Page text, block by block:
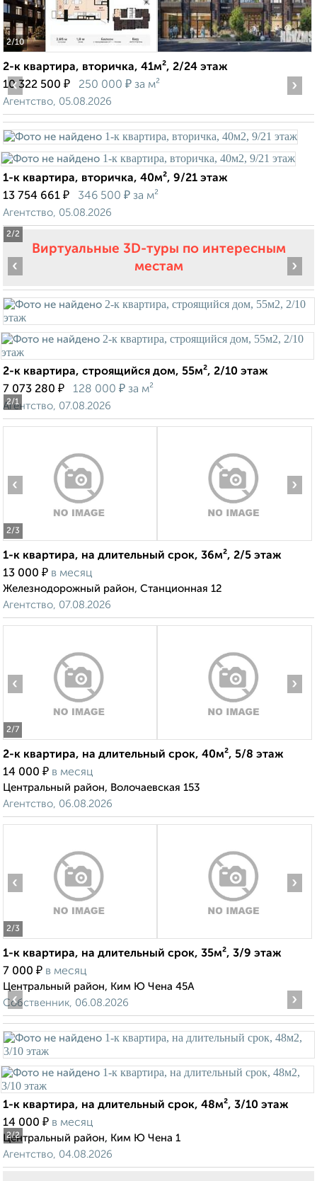
2/10
2-к квартира, вторичка, 41м², 2/24 этаж
10 322 500 ₽ 250 000 ₽ за м²
Агентство, 05.08.2026
2/2
‹ ›
1-к квартира, вторичка, 40м², 9/21 этаж
13 754 661 ₽ 346 500 ₽ за м²
Агентство, 05.08.2026
Виртуальные 3D-туры по интересным
местам
2/1
‹ ›
2-к квартира, строящийся дом, 55м², 2/10 этаж
7 073 280 ₽ 128 000 ₽ за м²
Агентство, 07.08.2026
2/3
‹ ›
1-к квартира, на длительный срок, 36м², 2/5 этаж
13 000 ₽ в месяц
Железнодорожный район, Станционная 12
Агентство, 07.08.2026
2/7
‹ ›
2-к квартира, на длительный срок, 40м², 5/8 этаж
14 000 ₽ в месяц
Центральный район, Волочаевская 153
Агентство, 06.08.2026
2/3
‹ ›
1-к квартира, на длительный срок, 35м², 3/9 этаж
7 000 ₽ в месяц
Центральный район, Ким Ю Чена 45А
Собственник, 06.08.2026
2/2
‹ ›
1-к квартира, на длительный срок, 48м², 3/10 этаж
14 000 ₽ в месяц
Центральный район, Ким Ю Чена 1
Агентство, 04.08.2026